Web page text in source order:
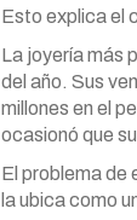
Esto explica el
La joyería más
del año. Sus
millones en el
ocasionó que
El problema de
la ubica como